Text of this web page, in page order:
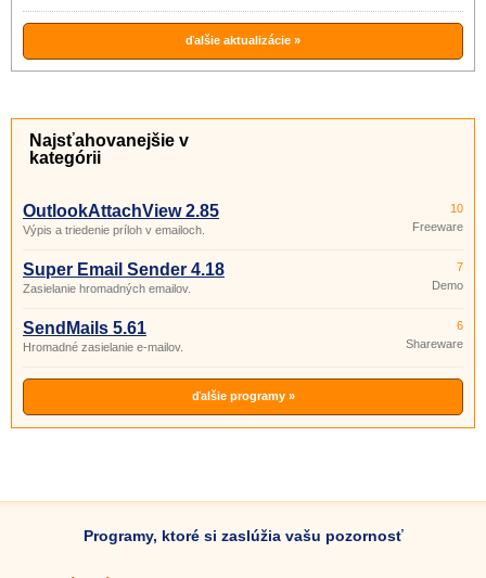
ďalšie aktualizácie »
Najsťahovanejšie v
kategórii
OutlookAttachView 2.85
Výpis a triedenie príloh v emailoch.
10
Freeware
Super Email Sender 4.18
Zasielanie hromadných emailov.
7
Demo
SendMails 5.61
Hromadné zasielanie e-mailov.
6
Shareware
ďalšie programy »
Programy, ktoré si zaslúžia vašu pozornosť